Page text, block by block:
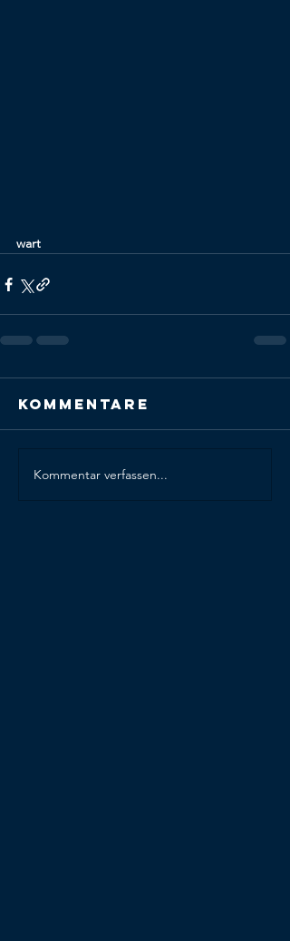
wart
Kommentare
Kommentar verfassen...